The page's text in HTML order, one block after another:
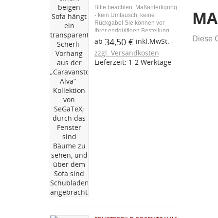
Bitte beachten: Maßanfertigung
- kein Umtausch, keine
Rückgabe! Sie können vor
Ihrer endgültigen Bestellung
ein Stoffmuster über den
blauen Button "Kostenloses
Stoffmuster" bestellen. Aus
unserer Caravan-Zubehör-
ab 34,50 € inkl.MwSt.
zzgl. Versandkosten
Lieferzeit: 1-2 Werktage
Diese